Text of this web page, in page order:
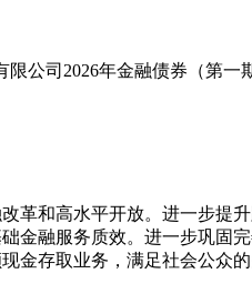
公司2026年金融债券（第一
革和高水平开放。进一步提
金融服务质效。进一步巩固
金存取业务，满足社会公众的